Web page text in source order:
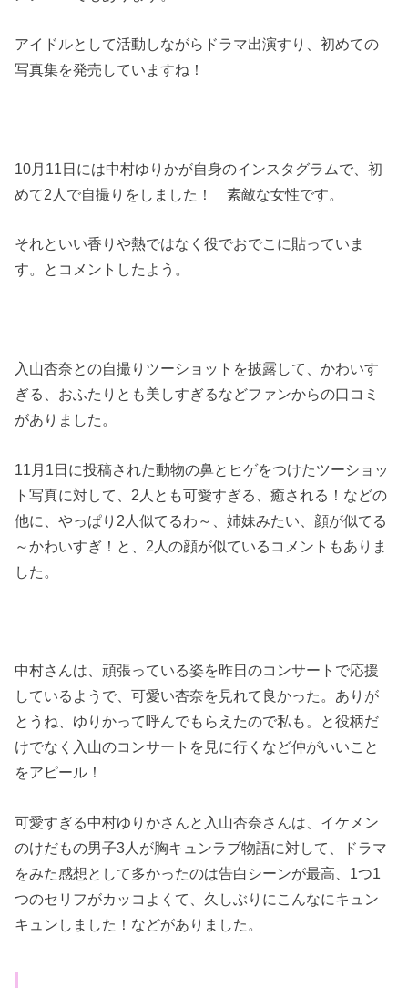
アイドルとして活動しながらドラマ出演すり、初めての
写真集を発売していますね！
10月11日には中村ゆりかが自身のインスタグラムで、初
めて2人で自撮りをしました！ 素敵な女性です。
それといい香りや熱ではなく役でおでこに貼っていま
す。とコメントしたよう。
入山杏奈との自撮りツーショットを披露して、かわいす
ぎる、おふたりとも美しすぎるなどファンからの口コミ
がありました。
11月1日に投稿された動物の鼻とヒゲをつけたツーショッ
ト写真に対して、2人とも可愛すぎる、癒される！などの
他に、やっぱり2人似てるわ～、姉妹みたい、顔が似てる
～かわいすぎ！と、2人の顔が似ているコメントもありま
した。
中村さんは、頑張っている姿を昨日のコンサートで応援
しているようで、可愛い杏奈を見れて良かった。ありが
とうね、ゆりかって呼んでもらえたので私も。と役柄だ
けでなく入山のコンサートを見に行くなど仲がいいこと
をアピール！
可愛すぎる中村ゆりかさんと入山杏奈さんは、イケメン
のけだもの男子3人が胸キュンラブ物語に対して、ドラマ
をみた感想として多かったのは告白シーンが最高、1つ1
つのセリフがカッコよくて、久しぶりにこんなにキュン
キュンしました！などがありました。